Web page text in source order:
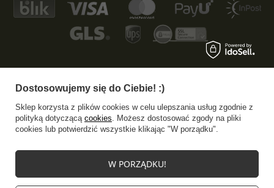
+48 533 372 997 info@specshop.pl
SpecShop.pl,Bałtycka 6, 61-013Poznań
Stawki VAT dla konsumentów z kraju:
Dostosowujemy się do Ciebie! :)
Sklep korzysta z plików cookies w celu ulepszania usług zgodnie z
polityką dotyczącą cookies. Możesz dostosować zgody na pliki
cookies lub potwierdzić wszystkie klikając "W porządku".
W PORZĄDKU!